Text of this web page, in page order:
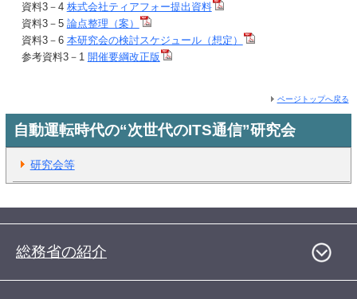
資料3－4 株式会社ティアフォー提出資料
資料3－5 論点整理（案）
資料3－6 本研究会の検討スケジュール（想定）
参考資料3－1 開催要綱改正版
ページトップへ戻る
自動運転時代の“次世代のITS通信”研究会
研究会等
総務省の紹介